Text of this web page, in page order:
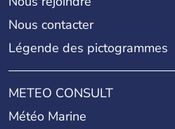
Nous contacter
Légende des pictogrammes
METEO CONSULT
Météo Marine